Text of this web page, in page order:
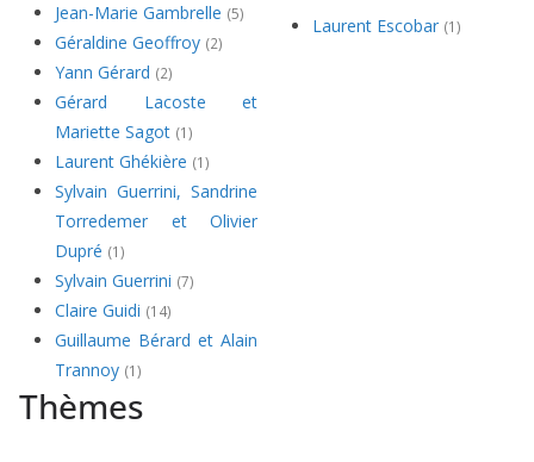
Jean-Marie Gambrelle (5)
Géraldine Geoffroy (2)
Yann Gérard (2)
Gérard Lacoste et
Mariette Sagot (1)
Laurent Ghékière (1)
Sylvain Guerrini, Sandrine
Torredemer et Olivier
Dupré (1)
Sylvain Guerrini (7)
Claire Guidi (14)
Guillaume Bérard et Alain
Trannoy (1)
Laurent Escobar (1)
Thèmes